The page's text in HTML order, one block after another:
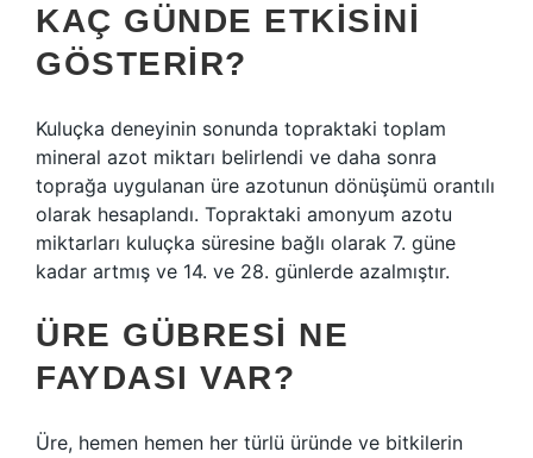
KAÇ GÜNDE ETKISINI
GÖSTERIR?
Kuluçka deneyinin sonunda topraktaki toplam
mineral azot miktarı belirlendi ve daha sonra
toprağa uygulanan üre azotunun dönüşümü orantılı
olarak hesaplandı. Topraktaki amonyum azotu
miktarları kuluçka süresine bağlı olarak 7. güne
kadar artmış ve 14. ve 28. günlerde azalmıştır.
ÜRE GÜBRESI NE
FAYDASI VAR?
Üre, hemen hemen her türlü üründe ve bitkilerin